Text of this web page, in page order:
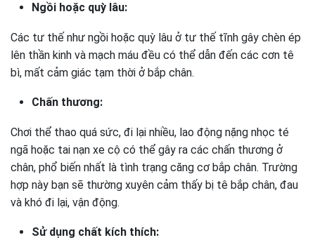
Ngồi hoặc quỳ lâu:
Các tư thế như ngồi hoặc quỳ lâu ở tư thế tĩnh gây chèn ép
lên thần kinh và mạch máu đều có thể dẫn đến các cơn tê
bì, mất cảm giác tạm thời ở bắp chân.
Chấn thương:
Chơi thể thao quá sức, đi lại nhiều, lao động nặng nhọc té
ngã hoặc tai nạn xe cộ có thể gây ra các chấn thương ở
chân, phổ biến nhất là tình trạng căng cơ bắp chân. Trường
hợp này bạn sẽ thường xuyên cảm thấy bị tê bắp chân, đau
và khó đi lại, vận động.
Sử dụng chất kích thích: